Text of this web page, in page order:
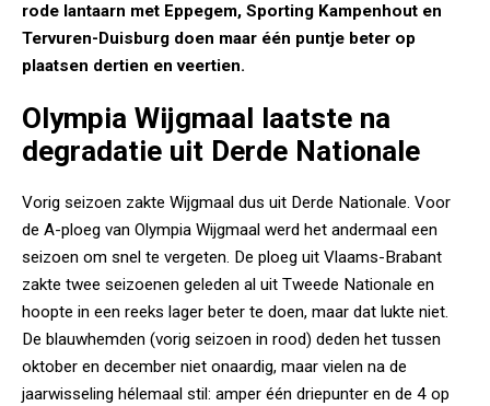
rode lantaarn met Eppegem, Sporting Kampenhout en
Tervuren-Duisburg doen maar één puntje beter op
plaatsen dertien en veertien.
Olympia Wijgmaal laatste na
degradatie uit Derde Nationale
Vorig seizoen zakte Wijgmaal dus uit Derde Nationale. Voor
de A-ploeg van Olympia Wijgmaal werd het andermaal een
seizoen om snel te vergeten. De ploeg uit Vlaams-Brabant
zakte twee seizoenen geleden al uit Tweede Nationale en
hoopte in een reeks lager beter te doen, maar dat lukte niet.
De blauwhemden (vorig seizoen in rood) deden het tussen
oktober en december niet onaardig, maar vielen na de
jaarwisseling hélemaal stil: amper één driepunter en de 4 op